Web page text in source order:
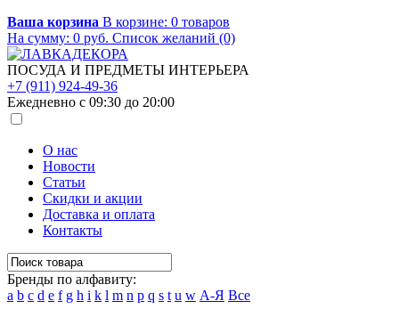
Ваша корзина В корзине: 0 товаров
На сумму: 0 руб. Список желаний (0)
ПОСУДА И ПРЕДМЕТЫ ИНТЕРЬЕРА
+7 (911) 924-49-36
Ежедневно с 09:30 до 20:00
О нас
Новости
Статьи
Скидки и акции
Доставка и оплата
Контакты
Бренды по алфавиту:
a b c d e f g h i k l m n p q s t u w А-Я Все